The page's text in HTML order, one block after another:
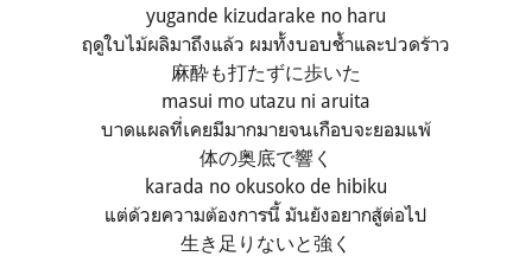
yugande kizudarake no haru
ฤดูใบไม้ผลิมาถึงแล้ว ผมทั้งบอบช้ำและปวดร้าว
麻酔も打たずに歩いた
masui mo utazu ni aruita
บาดแผลที่เคยมีมากมายจนเกือบจะยอมแพ้
体の奥底で響く
karada no okusoko de hibiku
แต่ด้วยความต้องการนี้ มันยังอยากสู้ต่อไป
生き足りないと強く